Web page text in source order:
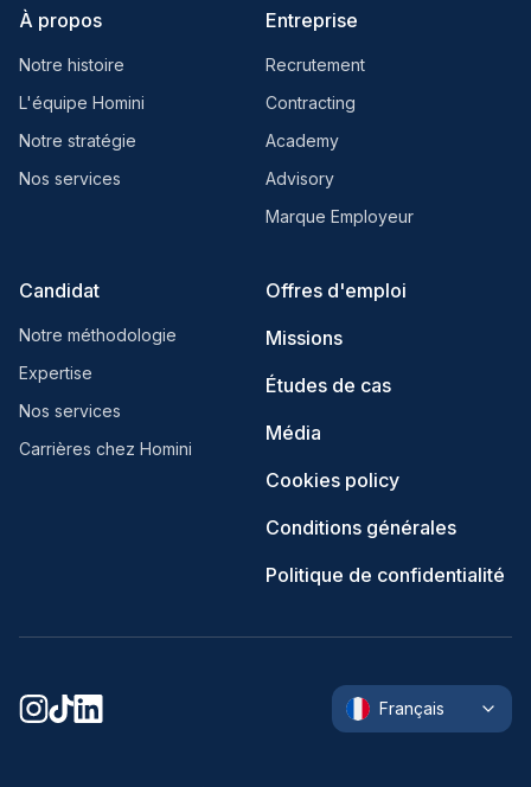
À propos
Notre histoire
L'équipe Homini
Notre stratégie
Nos services
Entreprise
Recrutement
Contracting
Academy
Advisory
Marque Employeur
Candidat
Notre méthodologie
Expertise
Nos services
Carrières chez Homini
Offres d'emploi
Missions
Études de cas
Média
Cookies policy
Conditions générales
Politique de confidentialité
Français